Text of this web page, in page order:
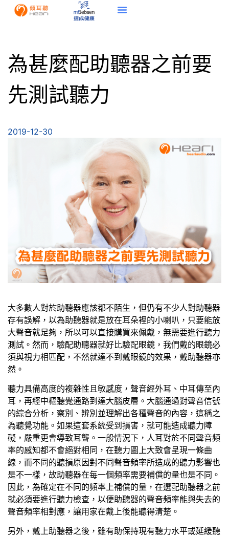
為甚麼配助聽器之前要
先測試聽力
2019-12-30
大多數人對於助聽器應該都不陌生，但仍有不少人對助聽器
存有誤解，以為助聽器就是放在耳朵裡的小喇叭，只要能放
大聲音就足夠，所以可以直接購買來佩戴，無需要進行聽力
測試。然而，驗配助聽器就好比驗配眼鏡，我們戴的眼鏡必
須與視力相匹配，不然就達不到戴眼鏡的效果，戴助聽器亦
然。
聽力具備高度的複雜性且敏感度，聲音經外耳、中耳傳至內
耳，再經中樞聽覺通路到達大腦皮層。大腦通過對聲音信號
的綜合分析，察別、辨別並理解出各種聲音的內容，這稱之
為聽覺功能。如果這套系統受到損害，就可能造成聽力障
礙，嚴重更會導致耳聾。一般情況下，人耳對於不同聲音頻
率的感知都不會絕對相同，在聽力圖上大致會呈現一條曲
線，而不同的聽損原因對不同聲音頻率所造成的聽力影響也
是不一樣，故助聽器在每一個頻率需要補償的量也是不同。
因此，為確定在不同的頻率上補償的量，在選配助聽器之前
就必須要進行聽力檢查，以便助聽器的聲音頻率能與失去的
聲音頻率相對應，讓用家在戴上後能聽得清楚。
另外，戴上助聽器之後，雖有助保持現有聽力水平或延緩聽